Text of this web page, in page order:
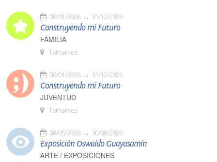
09/01/2026 31/12/2026
Construyendo mi Futuro
FAMILIA
Tamames
09/01/2026 31/12/2026
Construyendo mi Futuro
JUVENTUD
Tamames
08/05/2026 30/08/2026
Exposición Oswaldo Guayasamín
ARTE / EXPOSICIONES